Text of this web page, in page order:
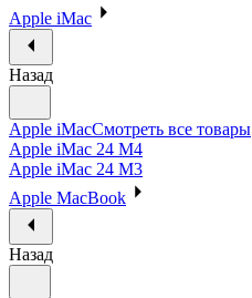
Apple iMac
Назад
Apple iMacСмотреть все товары
Apple iMac 24 M4
Apple iMac 24 M3
Apple MacBook
Назад